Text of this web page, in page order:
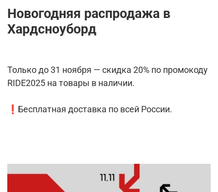
Новогодняя распродажа в
Хардсноуборд
Только до 31 ноября — скидка 20% по промокоду
RIDE2025 на товары в наличии.
❗️Бесплатная доставка по всей России.